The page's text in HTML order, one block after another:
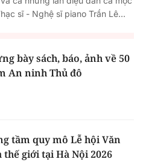
sĩ - Nghệ sĩ piano Trần Lê...
bày sách, báo, ảnh về 50
An ninh Thủ đô
tầm quy mô Lễ hội Văn
thế giới tại Hà Nội 2026